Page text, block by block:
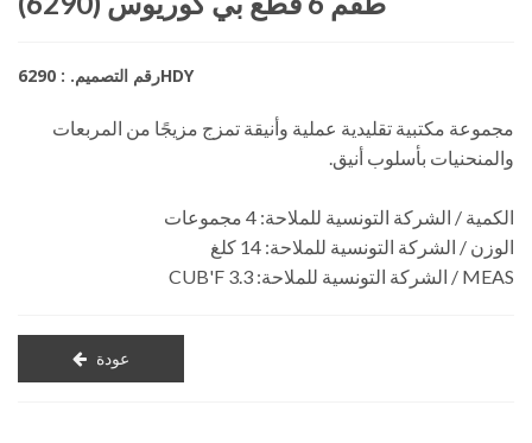
رقم التصميم. : 6290HDY
مجموعة مكتبية تقليدية عملية وأنيقة تمزج مزيجًا من المربعات
والمنحنيات بأسلوب أنيق.
الكمية / الشركة التونسية للملاحة: 4 مجموعات
الوزن / الشركة التونسية للملاحة: 14 كلغ
MEAS / الشركة التونسية للملاحة: 3.3 CUB'F
عودة